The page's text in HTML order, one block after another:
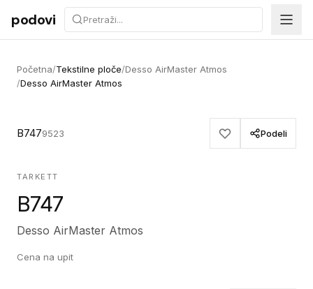
Preskoči na sadržaj
podovi
Početna/Tekstilne ploče/Desso AirMaster Atmos
/Desso AirMaster Atmos
B7479523 Podeli
TARKETT
B747
Desso AirMaster Atmos
Cena na upit